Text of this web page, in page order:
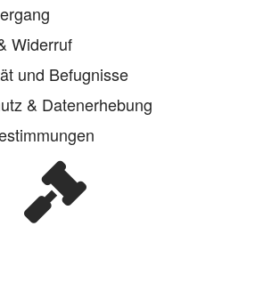
Widerruf
und Befugnisse
& Datenerhebung